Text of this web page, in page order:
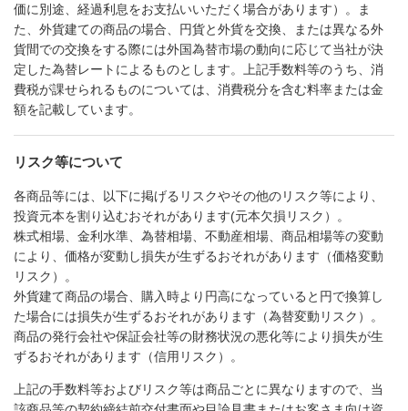
価に別途、経過利息をお支払いいただく場合があります）。ま
た、外貨建ての商品の場合、円貨と外貨を交換、または異なる外
貨間での交換をする際には外国為替市場の動向に応じて当社が決
定した為替レートによるものとします。上記手数料等のうち、消
費税が課せられるものについては、消費税分を含む料率または金
額を記載しています。
リスク等について
各商品等には、以下に掲げるリスクやその他のリスク等により、
投資元本を割り込むおそれがあります(元本欠損リスク）。
株式相場、金利水準、為替相場、不動産相場、商品相場等の変動
により、価格が変動し損失が生ずるおそれがあります（価格変動
リスク）。
外貨建て商品の場合、購入時より円高になっていると円で換算し
た場合には損失が生ずるおそれがあります（為替変動リスク）。
商品の発行会社や保証会社等の財務状況の悪化等により損失が生
ずるおそれがあります（信用リスク）。
上記の手数料等およびリスク等は商品ごとに異なりますので、当